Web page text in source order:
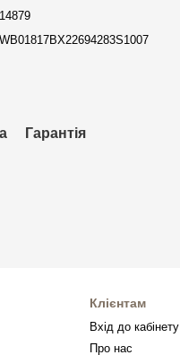
14879
WB01817BX22694283S1007
Гарантія
Клієнтам
Вхід до кабінету
Про нас